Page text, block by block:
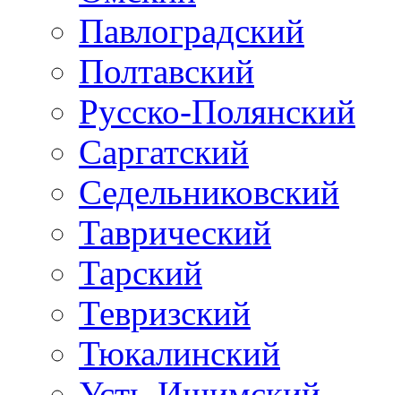
Павлоградский
Полтавский
Русско-Полянский
Саргатский
Седельниковский
Таврический
Тарский
Тевризский
Тюкалинский